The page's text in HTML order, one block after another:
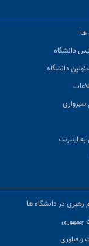
ها
دانشگاه
دانشگاه
سبزواری
اینترنت
رهبری در دانشگاه ها
جمهوری
و فناوری